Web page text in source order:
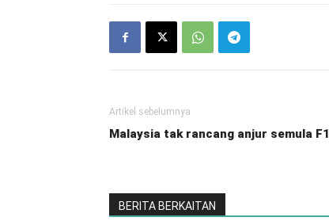
Artikel sebelumnya
Malaysia tak rancang anjur semula F1
BERITA BERKAITAN